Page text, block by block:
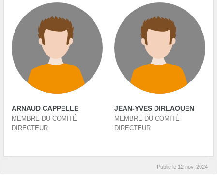
ARNAUD CAPPELLE
MEMBRE DU COMITÉ
DIRECTEUR
JEAN-YVES DIRLAOUEN
MEMBRE DU COMITÉ
DIRECTEUR
Publié le 12 nov. 2024